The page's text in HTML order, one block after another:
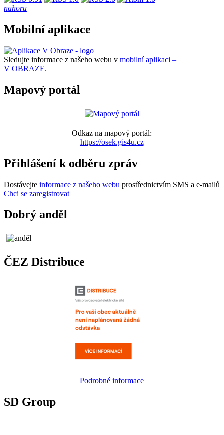
nahoru
Mobilní aplikace
Sledujte informace z našeho webu v mobilní aplikaci –
V OBRAZE.
Mapový portál
Odkaz na mapový portál:
https://osek.gis4u.cz
Přihlášení k odběru zpráv
Dostávejte informace z našeho webu prostřednictvím SMS a e-mailů
Chci se zaregistrovat
Dobrý anděl
ČEZ Distribuce
Podrobné informace
SD Group